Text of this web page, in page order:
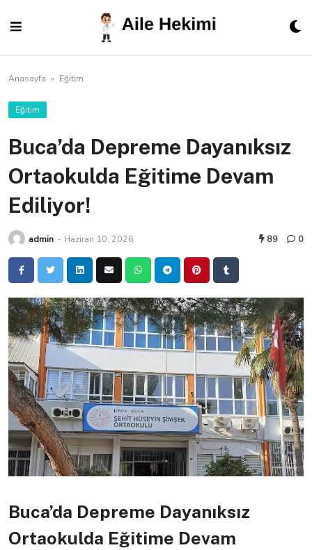
content
Anasayfa » Eğitim
Eğitim
Buca’da Depreme Dayanıksız
Ortaokulda Eğitime Devam
Ediliyor!
admin - Haziran 10, 2026 89 0
Buca’da Depreme Dayanıksız
Ortaokulda Eğitime Devam